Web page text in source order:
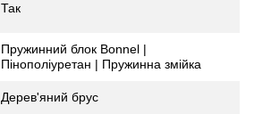
Так
Пружинний блок Bonnel |
Пінополіуретан | Пружинна змійка
Дерев'яний брус